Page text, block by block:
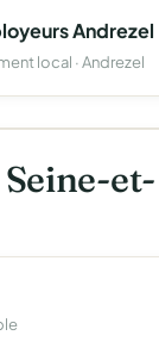
Andrezel
local · Andrezel
et-